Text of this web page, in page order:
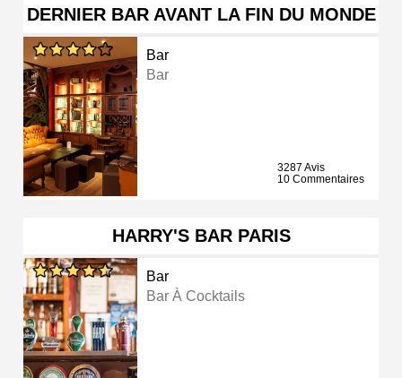
DERNIER BAR AVANT LA FIN DU MONDE
Bar
Bar
3287 Avis
10 Commentaires
HARRY'S BAR PARIS
Bar
Bar À Cocktails